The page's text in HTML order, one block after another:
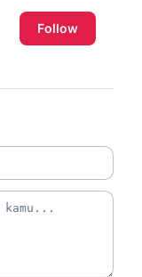
Follow